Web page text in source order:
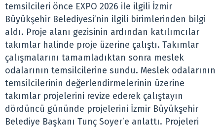
temsilcileri önce EXPO 2026 ile ilgili İzmir
Büyükşehir Belediyesi’nin ilgili birimlerinden bilgi
aldı. Proje alanı gezisinin ardından katılımcılar
takımlar halinde proje üzerine çalıştı. Takımlar
çalışmalarını tamamladıktan sonra meslek
odalarının temsilcilerine sundu. Meslek odalarının
temsilcilerinin değerlendirmelerinin üzerine
takımlar projelerini revize ederek çalıştayın
dördüncü gününde projelerini İzmir Büyükşehir
Belediye Başkanı Tunç Soyer’e anlattı. Projeleri